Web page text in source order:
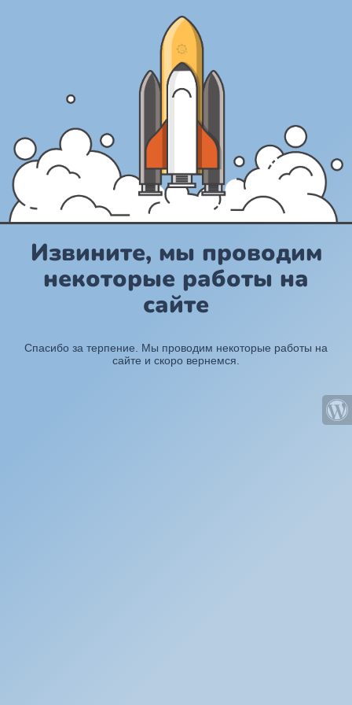
Извините, мы проводим
некоторые работы на
сайте
Спасибо за терпение. Мы проводим некоторые работы на
сайте и скоро вернемся.